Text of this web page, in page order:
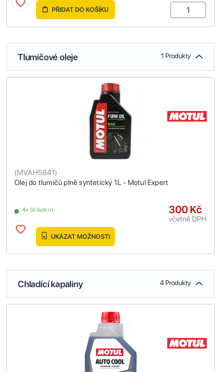
PŘIDAT DO KOŠÍKU
Tlumičové oleje 1 Produkty
Olej do tlumičů plně syntetický 1L - Motul Expert
(MVAH5841)
4+ Skladem 300 Kč
včetně DPH
UKÁZAT MOŽNOSTI
Chladící kapaliny 4 Produkty